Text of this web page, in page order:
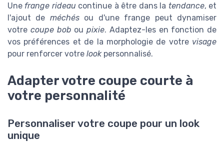
Une frange rideau continue à être dans la tendance, et
l'ajout de méchésou d'une frange peut dynamiser
votre coupe bob ou pixie. Adaptez-les en fonction de
vos préférences et de la morphologie de votre visage
pour renforcer votre lookpersonnalisé.
Adapter votre coupe courte à
votre personnalité
Personnaliser votre coupe pour un look
unique